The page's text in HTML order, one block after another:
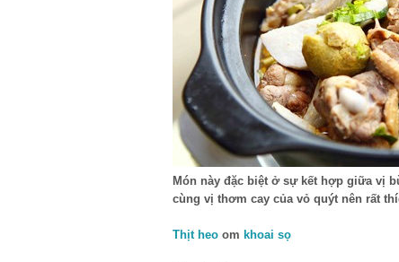
Món này đặc biệt ở sự kết hợp giữa vị
cùng vị thơm cay của vỏ quýt nên rất
Thịt heo om khoai sọ